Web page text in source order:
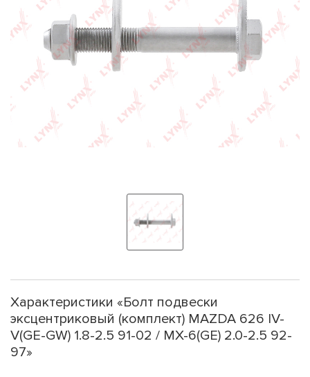
Характеристики «Болт подвески
эксцентриковый (комплект) MAZDA 626 IV-
V(GE-GW) 1.8-2.5 91-02 / MX-6(GE) 2.0-2.5 92-
97»